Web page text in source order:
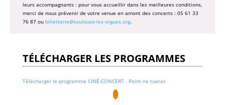
leurs accompagnants : pour vous accueillir dans les meilleures conditions,
merci de nous prévenir de votre venue en amont des concerts : 05 61 33
76 87 ou billetterie@toulouse-les-orgues.org.
TÉLÉCHARGER LES PROGRAMMES
Télécharger le programme CINÉ-CONCERT · Point ne tueras